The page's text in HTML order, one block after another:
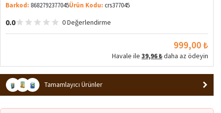
Barkod: 8682792377045Ürün Kodu: crs377045
0.0 0 Değerlendirme
999,00 ₺
Havale ile 39,96 ₺daha az ödeyin
Tamamlayıcı Ürünler